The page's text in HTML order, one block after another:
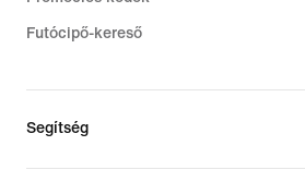
Futócipő-kereső
Segítség